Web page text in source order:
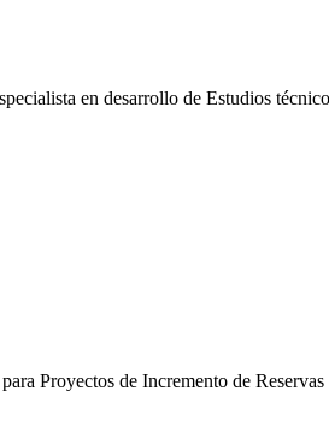
en desarrollo de Estudios
Proyectos de Incremento de Reservas